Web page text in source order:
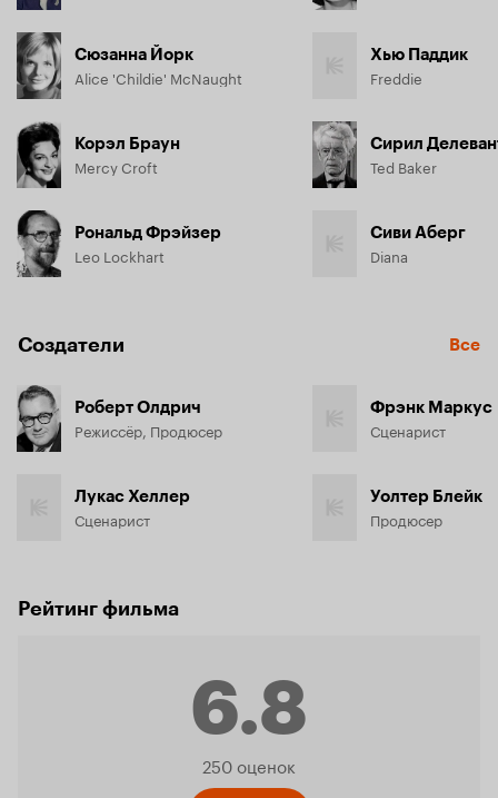
Сюзанна Йорк
Alice 'Childie' McNaught
Корэл Браун
Mercy Croft
Рональд Фрэйзер
Leo Lockhart
Хью Паддик
Freddie
Сирил
Ted Baker
Сиви Аберг
Diana
Создатели Все
Роберт Олдрич
Режиссёр, Продюсер
Лукас Хеллер
Сценарист
Фрэнк Маркус
Сценарист
Уолтер Блейк
Продюсер
Рейтинг фильма
6.8
Рейтинг
250 оценок